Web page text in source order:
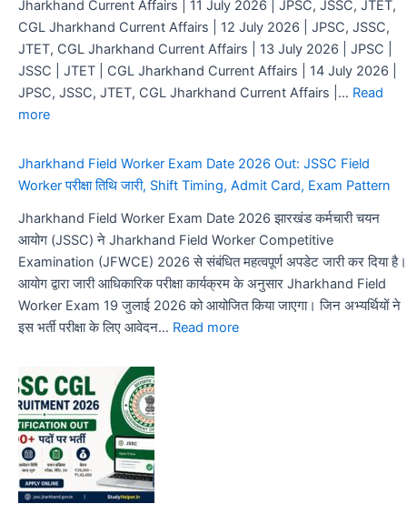
Jharkhand Current Affairs | 11 July 2026 | JPSC, JSSC, JTET,
CGL Jharkhand Current Affairs | 12 July 2026 | JPSC, JSSC,
JTET, CGL Jharkhand Current Affairs | 13 July 2026 | JPSC |
JSSC | JTET | CGL Jharkhand Current Affairs | 14 July 2026 |
JPSC, JSSC, JTET, CGL Jharkhand Current Affairs |… Read
more:
Current
Affairs
Monthly
|
JPSC,
JSSC,
JTET,
CGL
Jharkhand Field Worker Exam Date 2026 Out: JSSC Field
Worker परीक्षा तिथि जारी, Shift Timing, Admit Card, Exam Pattern
Jharkhand Field Worker Exam Date 2026 झारखंड कर्मचारी चयन
आयोग (JSSC) ने Jharkhand Field Worker Competitive
Examination (JFWCE) 2026 से संबंधित महत्वपूर्ण अपडेट जारी कर दिया है।
आयोग द्वारा जारी आधिकारिक परीक्षा कार्यक्रम के अनुसार Jharkhand Field
Worker Exam 19 जुलाई 2026 को आयोजित किया जाएगा। जिन अभ्यर्थियों ने
इस भर्ती परीक्षा के लिए आवेदन… Read more: